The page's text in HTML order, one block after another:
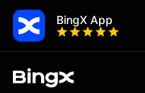
BingX App